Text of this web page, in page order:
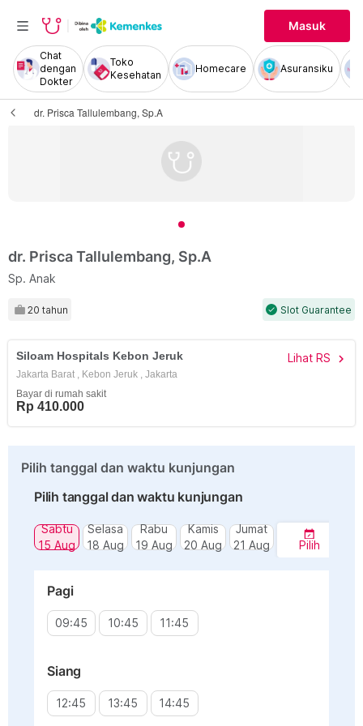
Masuk
Chat
dengan
Dokter
Toko
Kesehatan
Homecare Asuransiku
dr. Prisca Tallulembang, Sp.A
dr. Prisca Tallulembang, Sp.A
Sp. Anak
20 tahun check Slot Guarantee
Siloam Hospitals Kebon Jeruk Lihat RS chevron_right
Jakarta Barat , Kebon Jeruk , Jakarta
Bayar di rumah sakit
Rp 410.000
Pilih tanggal dan waktu kunjungan
Pilih tanggal dan waktu kunjungan
Sabtu
15 Aug
Selasa
18 Aug
Rabu
19 Aug
Kamis
20 Aug
Jumat
21 Aug
Pilih
Pagi
09:45 10:45 11:45
Siang
12:45 13:45 14:45